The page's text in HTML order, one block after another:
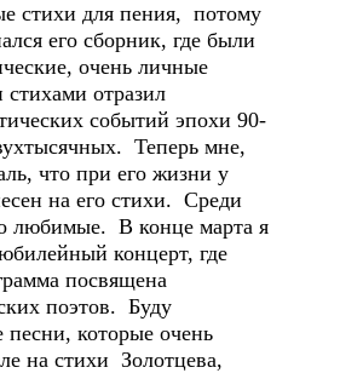
стихи для пения, потому
его сборник, где были
очень личные
отразил
событий эпохи 90-
Теперь мне,
что при его жизни у
на его стихи. Среди
любимые. В конце марта я
концерт, где
посвящена
поэтов. Буду
песни, которые очень
на стихи Золотцева,